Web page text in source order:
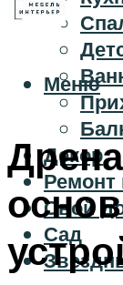
Декор
Ремонт
Свой
Сад
Меню